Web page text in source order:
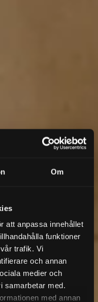
Om
att anpassa innehållet
funktioner
trafik. Vi
och annan
medier och
samarbetar med.
med annan